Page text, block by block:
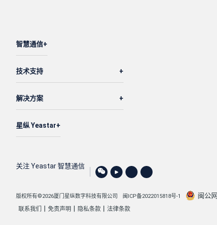
智慧通信
技术支持
解决方案
星纵 Yeastar
关注 Yeastar 智慧通信
版权所有©2026厦门星纵数字科技有限公司 闽ICP备2022015818号-1 闽公
联系我们 免责声明 隐私条款 法律条款